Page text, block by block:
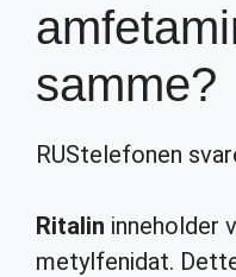
samme?
RUStelefonen
Ritalin inneholder
metylfenidat.